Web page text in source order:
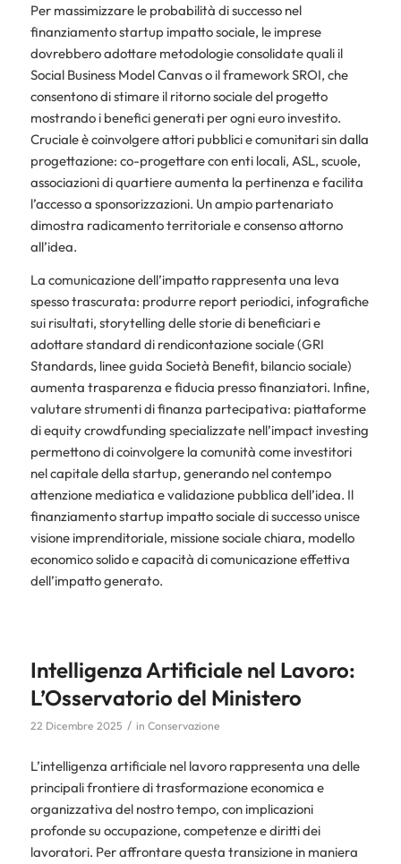
Per massimizzare le probabilità di successo nel
finanziamento startup impatto sociale, le imprese
dovrebbero adottare metodologie consolidate quali il
Social Business Model Canvas o il framework SROI, che
consentono di stimare il ritorno sociale del progetto
mostrando i benefici generati per ogni euro investito.
Cruciale è coinvolgere attori pubblici e comunitari sin dalla
progettazione: co-progettare con enti locali, ASL, scuole,
associazioni di quartiere aumenta la pertinenza e facilita
l’accesso a sponsorizzazioni. Un ampio partenariato
dimostra radicamento territoriale e consenso attorno
all’idea.
La comunicazione dell’impatto rappresenta una leva
spesso trascurata: produrre report periodici, infografiche
sui risultati, storytelling delle storie di beneficiari e
adottare standard di rendicontazione sociale (GRI
Standards, linee guida Società Benefit, bilancio sociale)
aumenta trasparenza e fiducia presso finanziatori. Infine,
valutare strumenti di finanza partecipativa: piattaforme
di equity crowdfunding specializzate nell’impact investing
permettono di coinvolgere la comunità come investitori
nel capitale della startup, generando nel contempo
attenzione mediatica e validazione pubblica dell’idea. Il
finanziamento startup impatto sociale di successo unisce
visione imprenditoriale, missione sociale chiara, modello
economico solido e capacità di comunicazione effettiva
dell’impatto generato.
Intelligenza Artificiale nel Lavoro:
L’Osservatorio del Ministero
22 Dicembre 2025 / in Conservazione
L’intelligenza artificiale nel lavoro rappresenta una delle
principali frontiere di trasformazione economica e
organizzativa del nostro tempo, con implicazioni
profonde su occupazione, competenze e diritti dei
lavoratori. Per affrontare questa transizione in maniera